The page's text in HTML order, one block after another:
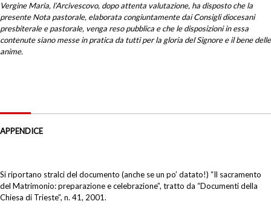
Vergine Maria, l’Arcivescovo, dopo attenta valutazione, ha disposto che la
presente Nota pastorale, elaborata congiuntamente dai Consigli diocesani
presbiterale e pastorale, venga reso pubblica e che le disposizioni in essa
contenute siano messe in pratica da tutti per la gloria del Signore e il bene delle
anime.
APPENDICE
Si riportano stralci del documento (anche se un po’ datato!) “Il sacramento
del Matrimonio: preparazione e celebrazione”, tratto da “Documenti della
Chiesa di Trieste”, n. 41, 2001.